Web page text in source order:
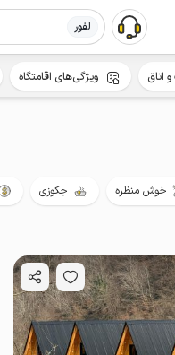
لفور
خوش منظره جکوزی
اتاق ویژگی‌های اقامتگاه